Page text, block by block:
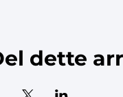
dette